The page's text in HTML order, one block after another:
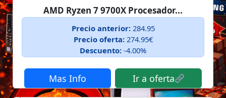
AMD Ryzen 7 9700X Procesador...
Precio anterior:284.95
Precio oferta:274.95€
Descuento: -4.00%
Mas Info Ir a oferta